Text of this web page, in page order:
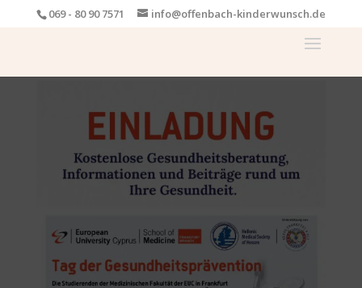
069 - 80 90 7571 info@offenbach-kinderwunsch.de